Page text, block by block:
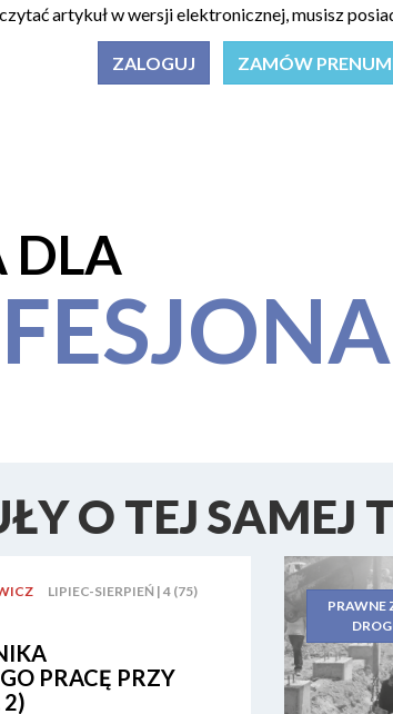
artykuł w wersji elektronicznej, musisz
ZALOGUJ ZAMÓW
DLA
O TEJ SAMEJ
LIPIEC-SIERPIEŃ | 4 (75)
PRACĘ PRZY
2)
PRAWNE